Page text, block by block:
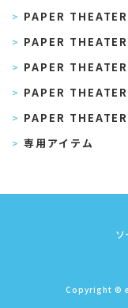
PAPER THEATER
PAPER
PAPER
PAPER
PAPER
専用アイテム
Copyright ©
ソ